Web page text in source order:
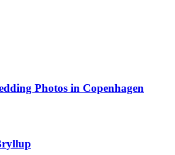
Photos in Copenhagen